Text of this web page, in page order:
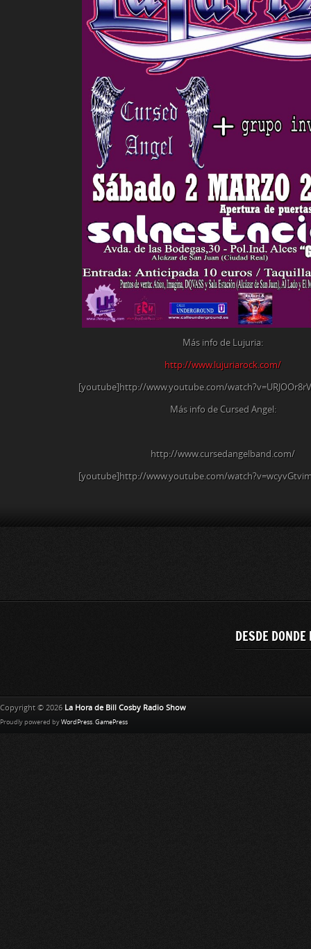
Más info de Lujuria:
http://www.lujuriarock.com/
[youtube]http://www.youtube.com/
Más info de Cursed Angel:
http://www.cursedangelband.com/
[youtube]http://www.youtube.com/
DESDE
Copyright © 2026 La Hora de Bill Cosby Radio Show
Proudly powered by WordPress. GamePress